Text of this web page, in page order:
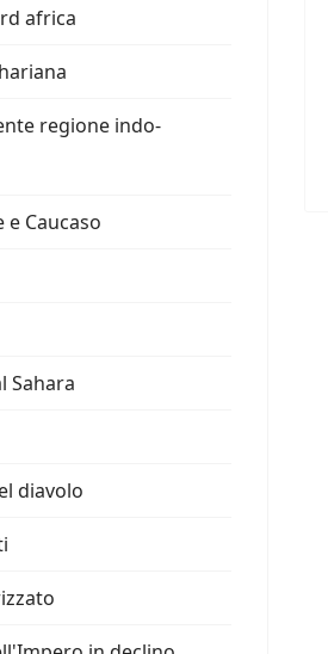
africa
regione indo-
e Caucaso
Sahara
diavolo